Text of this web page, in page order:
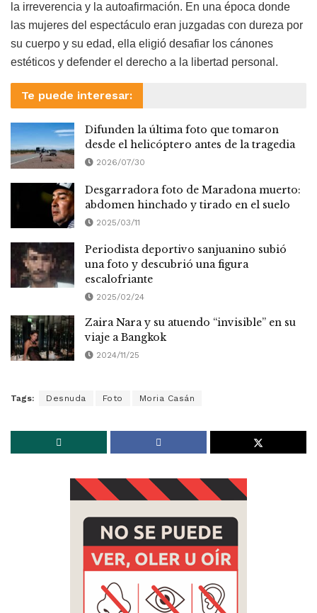
la irreverencia y la autoafirmación. En una época donde
las mujeres del espectáculo eran juzgadas con dureza por
su cuerpo y su edad, ella eligió desafiar los cánones
estéticos y defender el derecho a la libertad personal.
Te puede interesar:
Difunden la última foto que tomaron
desde el helicóptero antes de la tragedia
2026/07/30
Desgarradora foto de Maradona muerto:
abdomen hinchado y tirado en el suelo
2025/03/11
Periodista deportivo sanjuanino subió
una foto y descubrió una figura
escalofriante
2025/02/24
Zaira Nara y su atuendo “invisible” en su
viaje a Bangkok
2024/11/25
Tags: Desnuda Foto Moria Casán